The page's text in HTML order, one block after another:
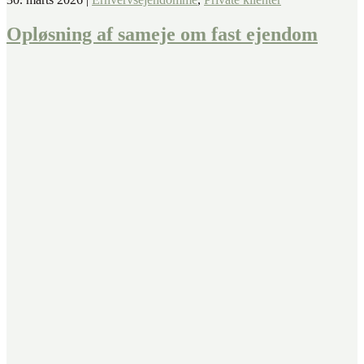
Opløsning af sameje om fast ejendom